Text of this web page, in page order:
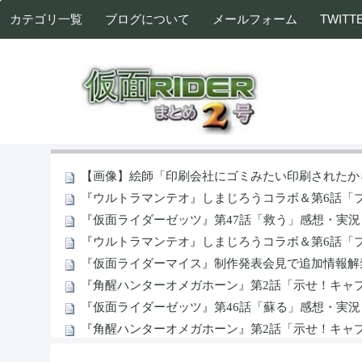
カテゴリ一覧 ブログについて メールフォーム